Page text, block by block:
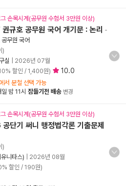
손목시계(공무원 수험서 3만원 이상)
규호 공무원 국어 개기문 : 논리 -
무원 국어
)
실
2026년 07월
할인 / 1,400원) 10.0
서 분철 선택 가능
일 밤 11시 잠들기전 배송 변경
손목시계(공무원 수험서 3만원 이상)
단기 써니 행정법각론 기출문제
)
니타스)
2026년 08월
할인 / 190원)